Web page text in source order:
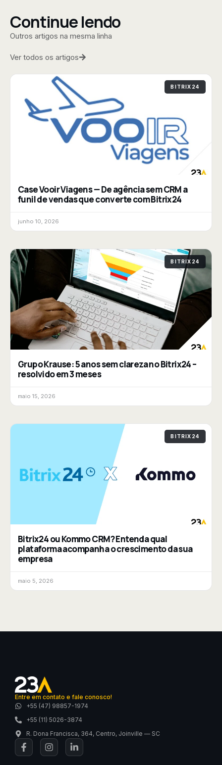
Continue lendo
Outros artigos na mesma linha
Ver todos os artigos
BITRIX24
Case Vooir Viagens — De agência sem CRM a
funil de vendas que converte com Bitrix24
junho 10, 2026
BITRIX24
Grupo Krause: 5 anos sem clareza no Bitrix24 –
resolvido em 3 meses
maio 15, 2026
BITRIX24
Bitrix24 ou Kommo CRM? Entenda qual
plataforma acompanha o crescimento da sua
empresa
maio 5, 2026
Entre em contato e fale conosco!
+55 (47) 98857-1974
+55 (11) 5026-3874
R. Dona Francisca, 364, Centro, Joinville — SC